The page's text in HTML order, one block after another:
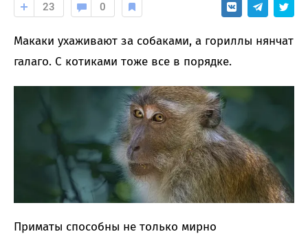
23 0
Макаки ухаживают за собаками, а гориллы нянчат
галаго. С котиками тоже все в порядке.
Приматы способны не только мирно